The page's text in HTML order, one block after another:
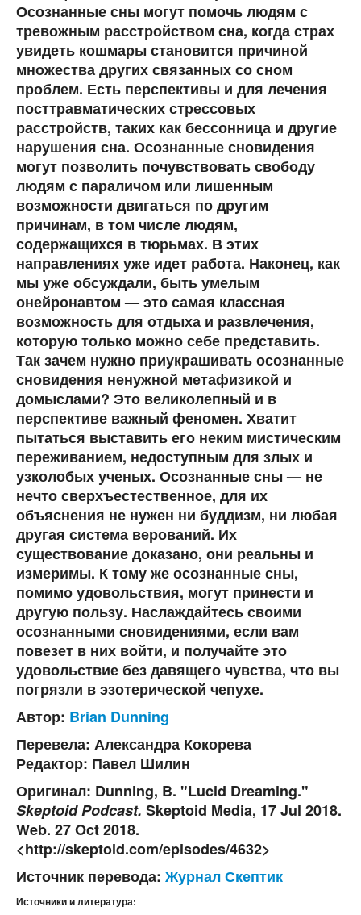
Осознанные сны могут помочь людям с
тревожным расстройством сна, когда страх
увидеть кошмары становится причиной
множества других связанных со сном
проблем. Есть перспективы и для лечения
посттравматических стрессовых
расстройств, таких как бессонница и другие
нарушения сна. Осознанные сновидения
могут позволить почувствовать свободу
людям с параличом или лишенным
возможности двигаться по другим
причинам, в том числе людям,
содержащихся в тюрьмах. В этих
направлениях уже идет работа. Наконец, как
мы уже обсуждали, быть умелым
онейронавтом — это самая классная
возможность для отдыха и развлечения,
которую только можно себе представить.
Так зачем нужно приукрашивать осознанные
сновидения ненужной метафизикой и
домыслами? Это великолепный и в
перспективе важный феномен. Хватит
пытаться выставить его неким мистическим
переживанием, недоступным для злых и
узколобых ученых. Осознанные сны — не
нечто сверхъестественное, для их
объяснения не нужен ни буддизм, ни любая
другая система верований. Их
существование доказано, они реальны и
измеримы. К тому же осознанные сны,
помимо удовольствия, могут принести и
другую пользу. Наслаждайтесь своими
осознанными сновидениями, если вам
повезет в них войти, и получайте это
удовольствие без давящего чувства, что вы
погрязли в эзотерической чепухе.
Автор: Brian Dunning
Перевела: Александра Кокорева
Редактор: Павел Шилин
Оригинал: Dunning, B. "Lucid Dreaming."
Skeptoid Podcast. Skeptoid Media, 17 Jul 2018.
Web. 27 Oct 2018.
<http://skeptoid.com/episodes/4632>
Источник перевода: Журнал Скептик
Источники и литература: